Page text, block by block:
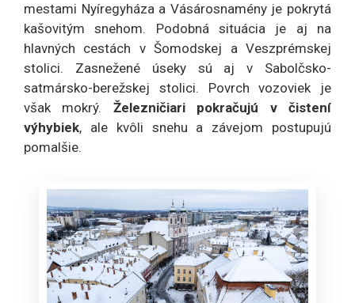
mestami Nyíregyháza a Vásárosnamény je pokrytá
kašovitým snehom. Podobná situácia je aj na
hlavných cestách v Šomodskej a Veszprémskej
stolici. Zasnežené úseky sú aj v Sabolčsko-
satmársko-berežskej stolici. Povrch vozoviek je
však mokrý. Železničiari pokračujú v čistení
výhybiek, ale kvôli snehu a závejom postupujú
pomalšie.